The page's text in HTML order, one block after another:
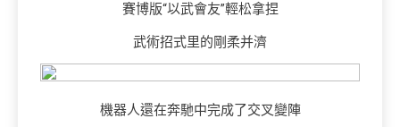
賽博版“以武會友”輕松拿捏
武術招式里的剛柔并濟
機器人還在奔馳中完成了交叉變陣